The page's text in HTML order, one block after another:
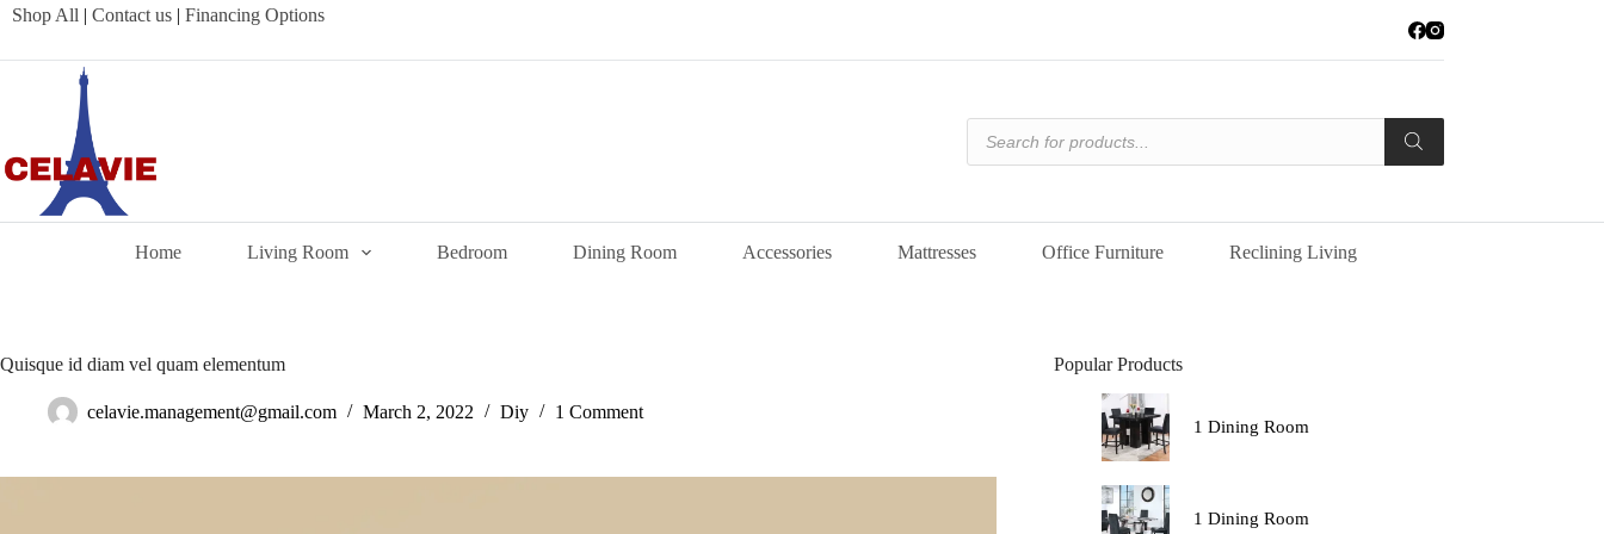
SkipShop All | Contact us | Financing Options
Products
search
Home Living Room Bedroom Dining Room Accessories Mattresses Office Furniture Reclining Living
Quisque id diam vel quam elementum
celavie.management@gmail.com March 2, 2022 Diy 1 Comment
Popular Products
1 Dining Room
1 Dining Room